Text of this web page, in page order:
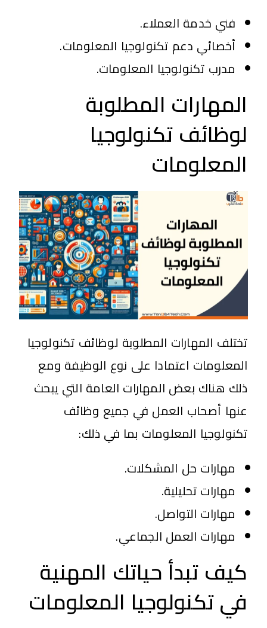
فني خدمة العملاء.
أخصائي دعم تكنولوجيا المعلومات.
مدرب تكنولوجيا المعلومات.
المهارات المطلوبة
لوظائف تكنولوجيا
المعلومات
تختلف المهارات المطلوبة لوظائف تكنولوجيا
المعلومات اعتمادا على نوع الوظيفة ومع
ذلك هناك بعض المهارات العامة التي يبحث
عنها أصحاب العمل في جميع وظائف
تكنولوجيا المعلومات بما في ذلك:
مهارات حل المشكلات.
مهارات تحليلية.
مهارات التواصل.
مهارات العمل الجماعي.
كيف تبدأ حياتك المهنية
في تكنولوجيا المعلومات